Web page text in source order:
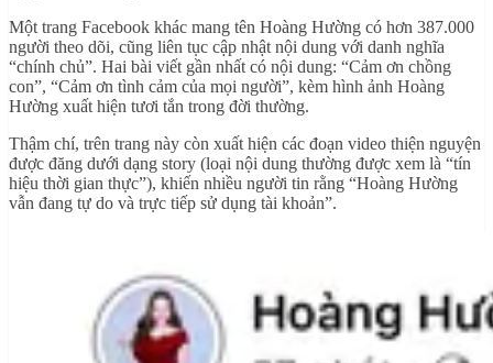
Một trang Facebook khác mang tên Hoàng Hường có hơn 387.000
người theo dõi, cũng liên tục cập nhật nội dung với danh nghĩa
“chính chủ”. Hai bài viết gần nhất có nội dung: “Cảm ơn chồng
con”, “Cảm ơn tình cảm của mọi người”, kèm hình ảnh Hoàng
Hường xuất hiện tươi tắn trong đời thường.
Thậm chí, trên trang này còn xuất hiện các đoạn video thiện nguyện
được đăng dưới dạng story (loại nội dung thường được xem là “tín
hiệu thời gian thực”), khiến nhiều người tin rằng “Hoàng Hường
vẫn đang tự do và trực tiếp sử dụng tài khoản”.